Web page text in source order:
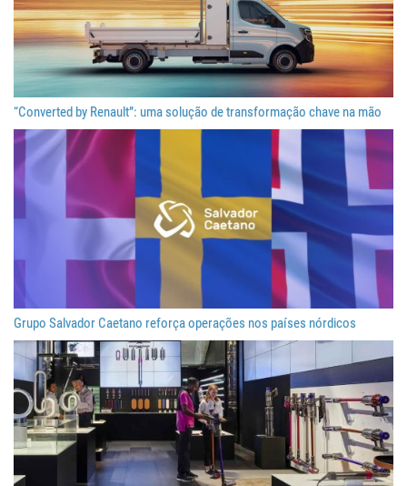
“Converted by Renault”: uma solução de transformação chave na mão
Grupo Salvador Caetano reforça operações nos países nórdicos